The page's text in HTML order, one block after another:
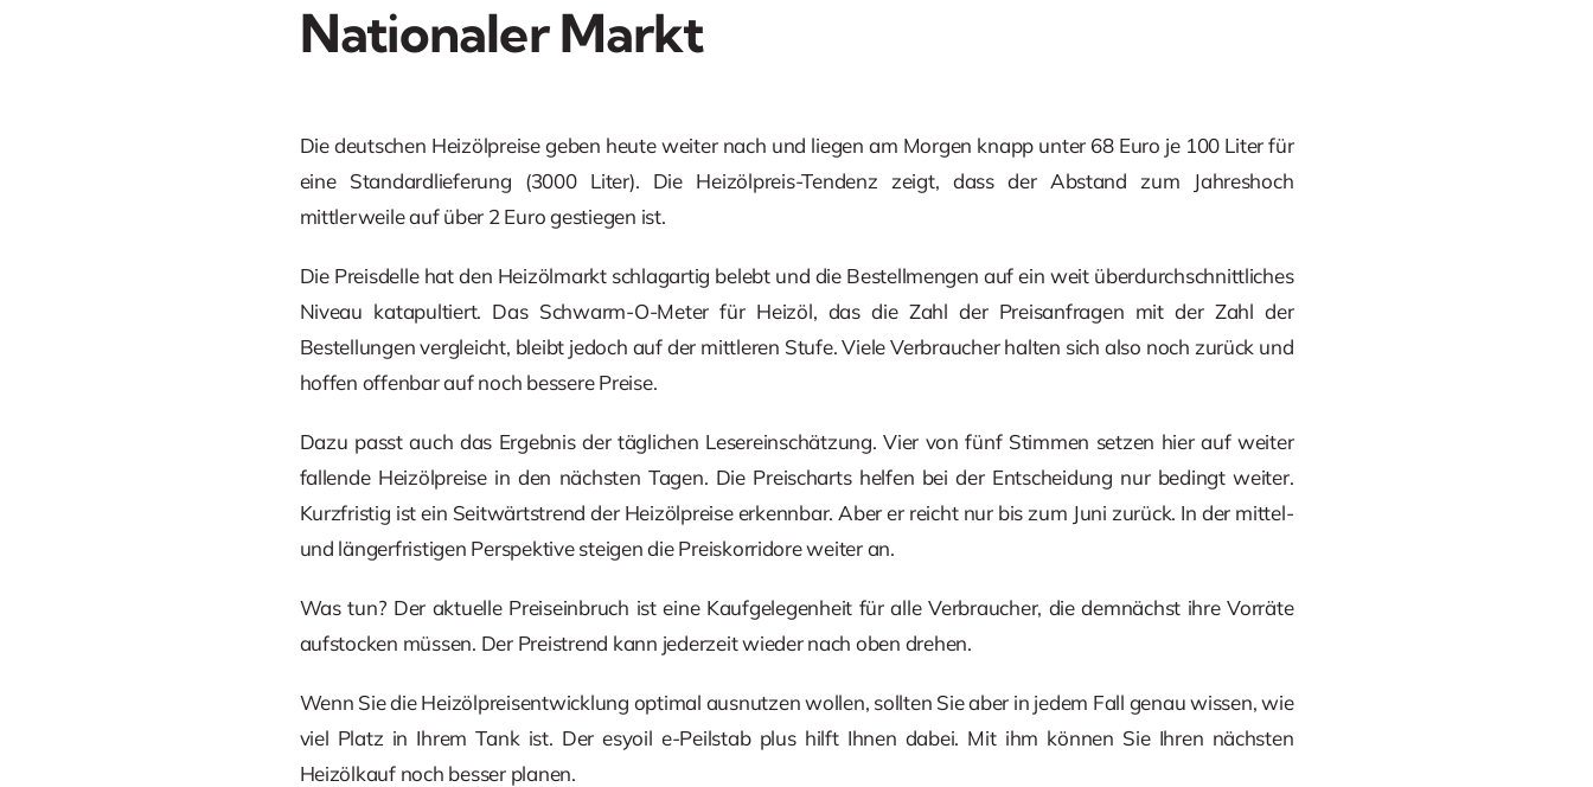
Nationaler Markt
Die deutschen Heizölpreise geben heute weiter nach und liegen am Morgen knapp unter 68 Euro je 100 Liter für
eine Standardlieferung (3000 Liter). Die Heizölpreis-Tendenz zeigt, dass der Abstand zum Jahreshoch
mittlerweile auf über 2 Euro gestiegen ist.
Die Preisdelle hat den Heizölmarkt schlagartig belebt und die Bestellmengen auf ein weit überdurchschnittliches
Niveau katapultiert. Das Schwarm-O-Meter für Heizöl, das die Zahl der Preisanfragen mit der Zahl der
Bestellungen vergleicht, bleibt jedoch auf der mittleren Stufe. Viele Verbraucher halten sich also noch zurück und
hoffen offenbar auf noch bessere Preise.
Dazu passt auch das Ergebnis der täglichen Lesereinschätzung. Vier von fünf Stimmen setzen hier auf weiter
fallende Heizölpreise in den nächsten Tagen. Die Preischarts helfen bei der Entscheidung nur bedingt weiter.
Kurzfristig ist ein Seitwärtstrend der Heizölpreise erkennbar. Aber er reicht nur bis zum Juni zurück. In der mittel-
und längerfristigen Perspektive steigen die Preiskorridore weiter an.
Was tun? Der aktuelle Preiseinbruch ist eine Kaufgelegenheit für alle Verbraucher, die demnächst ihre Vorräte
aufstocken müssen. Der Preistrend kann jederzeit wieder nach oben drehen.
Wenn Sie die Heizölpreisentwicklung optimal ausnutzen wollen, sollten Sie aber in jedem Fall genau wissen, wie
viel Platz in Ihrem Tank ist. Der esyoil e-Peilstab plus hilft Ihnen dabei. Mit ihm können Sie Ihren nächsten
Heizölkauf noch besser planen.